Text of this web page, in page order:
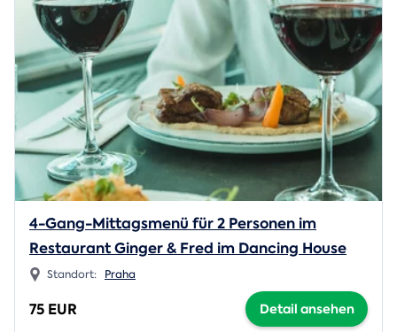
4-Gang-Mittagsmenü für 2 Personen im
Restaurant Ginger & Fred im Dancing House
Standort: Praha
75 EUR Detail ansehen